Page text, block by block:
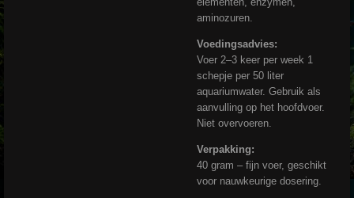
aminozuren.
Voedingsadvies:
Voer 2–3 keer per week 1
schepje per 50 liter
aquariumwater. Gebruik als
aanvulling op het hoofdvoer.
Niet overvoeren.
Verpakking:
40 gram – fijn voer, geschikt
voor nauwkeurige dosering.